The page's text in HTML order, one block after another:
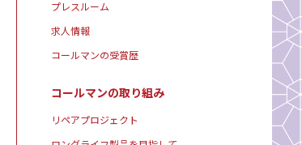
プレスルーム
求人情報
コールマンの受賞歴
コールマンの取り組み
リペアプロジェクト